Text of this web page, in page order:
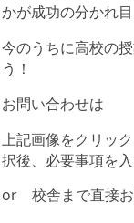
かが成功の分かれ目
今のうちに高校の
う！
お問い合わせは
上記画像をクリッ
択後、必要事項を
or 校舎まで直接お